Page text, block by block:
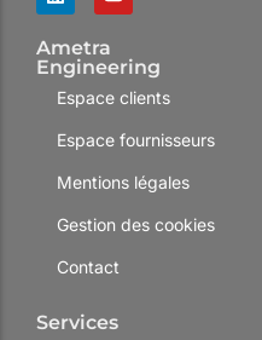
Ametra
Engineering
Espace clients
Espace fournisseurs
Mentions légales
Gestion des cookies
Contact
Services